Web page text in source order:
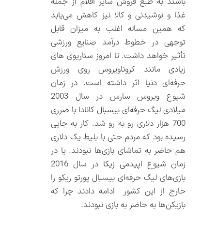
غذا و نوشیدنی و کالا نیز کاهش می‌یابد
که همین مساله اغلب به میزان قابل
توجهی در خطوط درآمد صنایع ورزشی
تأثیر خواهد داشت. تا امروز سناریوی های
زیادی مانند کروناویروس روی ورزش
حرفه‌ای دنیا اثر داشته است. در زمان
شیوع ویروس سارس در سال 2003
میلادی لیگ حرفه‌ای بیسبال کانادا با ضرری
700 هزار دلاری رو به رو شد. کار به جایی
رسیده بود که مردم حتی با بلیط یک دلاری
هم حاضر به تماشای بازی‌ها نبودند. یا در
زمان شیوع اپیدمی زیکا در سال 2016
بازی‌های لیگ حرفه‌ای بیسبال پورتو ریکو را
خارج از این کشور ادامه دادند چرا که
بازیکن‌ها به حاضر به بازی نبودند.